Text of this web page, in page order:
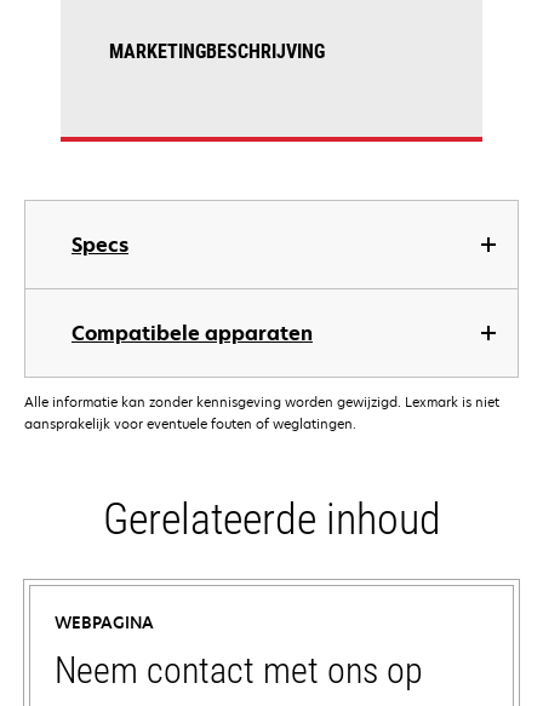
Specs
Compatibele apparaten
MARKETINGBESCHRIJVING
Alle informatie kan zonder kennisgeving worden gewijzigd. Lexmark is niet
aansprakelijk voor eventuele fouten of weglatingen.
Gerelateerde inhoud
WEBPAGINA
Neem contact met ons op